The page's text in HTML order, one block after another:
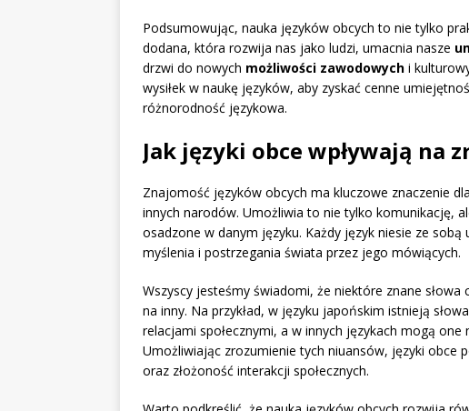
Podsumowując, nauka języków obcych to nie tylko
dodana, która rozwija nas jako ludzi, umacnia nasze
drzwi do nowych możliwości zawodowych i
wysiłek w naukę języków, aby zyskać cenne
różnorodność językowa.
Jak języki obce wpływają
Znajomość języków obcych ma kluczowe znaczenie
innych narodów. Umożliwia to nie tylko komunikację,
osadzone w danym języku. Każdy język niesie ze
myślenia i postrzegania świata przez jego mówiących.
Wszyscy jesteśmy świadomi, że niektóre znane
na inny. Na przykład, w języku japońskim istnieją
relacjami społecznymi, a w innych językach mogą
Umożliwiając zrozumienie tych niuansów, języki obce
oraz złożoność interakcji społecznych.